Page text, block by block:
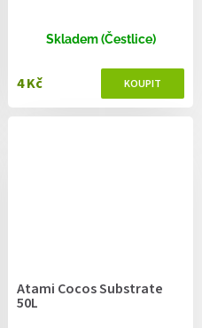
Skladem (Čestlice)
4 Kč
Atami Cocos Substrate
50L